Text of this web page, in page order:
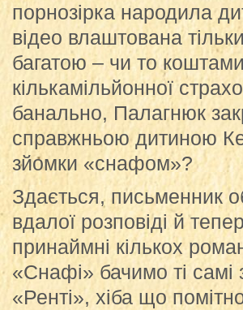
порнозірка народила
відео влаштована
багатою – чи то
кількамільйонної
банально, Палагнюк
справжньою дитиною
зйомки «снафом»?
Здається, письменник
вдалої розповіді й
принаймні кількох
«Снафі» бачимо ті самі
«Ренті», хіба що